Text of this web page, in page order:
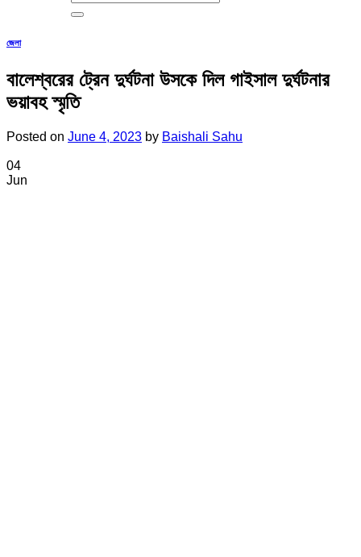
জেলা
বালেশ্বরের ট্রেন দুর্ঘটনা উসকে দিল গাইসাল দুর্ঘটনার
ভয়াবহ স্মৃতি
Posted on June 4, 2023 by Baishali Sahu
04
Jun